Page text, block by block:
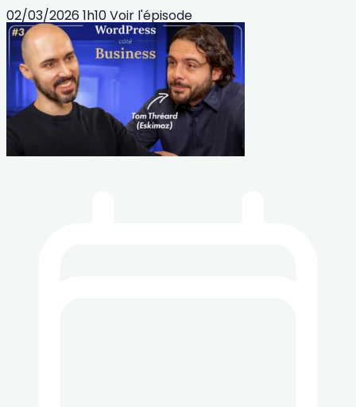
02/03/2026 1h10Voir l'épisode